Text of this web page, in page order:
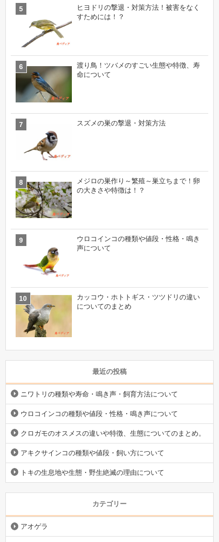
ヒヨドリの撃退・対策方法！被害をなく
すためには！？
渡り鳥！ツバメのすごい生態や特徴、寿
命について
スズメの巣の撃退・対策方法
メジロの巣作り～繁殖～巣立ちまで！卵
の大きさや特徴は！？
ウロコインコの種類や値段・性格・鳴き
声について
カッコウ・ホトトギス・ツツドリの違い
についてのまとめ
最近の投稿
ニワトリの種類や寿命・鳴き声・飼育方法について
ウロコインコの種類や値段・性格・鳴き声について
クロガモのオスメスの違いや特徴、生態についてのまとめ。
アキクサインコの種類や値段・飼い方について
トキの生息地や生態・野生絶滅の理由について
カテゴリー
アオゲラ